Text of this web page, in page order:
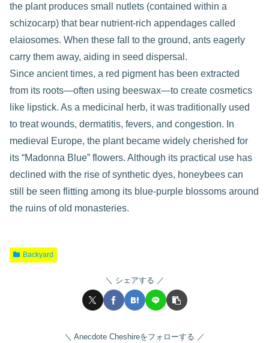
the plant produces small nutlets (contained within a
schizocarp) that bear nutrient-rich appendages called
elaiosomes. When these fall to the ground, ants eagerly
carry them away, aiding in seed dispersal.
Since ancient times, a red pigment has been extracted
from its roots—often using beeswax—to create cosmetics
like lipstick. As a medicinal herb, it was traditionally used
to treat wounds, dermatitis, fevers, and congestion. In
medieval Europe, the plant became widely cherished for
its “Madonna Blue” flowers. Although its practical use has
declined with the rise of synthetic dyes, honeybees can
still be seen flitting among its blue-purple blossoms around
the ruins of old monasteries.
Backyard
シェアする
Anecdote Cheshireをフォローする